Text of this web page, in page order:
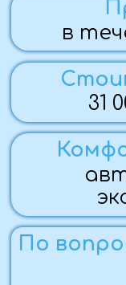
— Ранний выезд из
Стаханов, Алчевск,
— Прибытие в Волгоград
— Обзорная экскурсия :
Павших Борцов, памятник
БК-13 и ещё несколько
— Окончание
отель.
— Ужин за доп. плату
1 ДЕНЬ (09.10.26)